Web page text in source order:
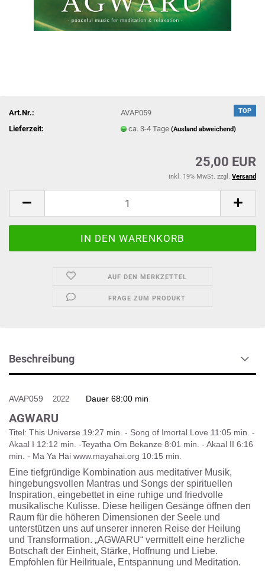
TOP
Art.Nr.:
AVAP059
Lieferzeit:
ca. 3-4 Tage(Ausland abweichend)
25,00 EUR
inkl. 19% MwSt. zzgl. Versand
AUF DEN MERKZETTEL
FRAGE ZUM PRODUKT
Beschreibung
AVAP059 2022 Dauer 68:00 min
AGWARU
Titel: This Universe 19:27 min. - Song of Imortal Love 11:05 min. -
Akaal I 12:12 min. -Teyatha Om Bekanze 8:01 min. - Akaal II 6:16
min. - Ma Ya Hai www.mayahai.org 10:15 min.
Eine tiefgründige Kombination aus meditativer Musik,
hingebungsvollen Mantras und Songs der spirituellen
Inspiration, eingebettet in eine ruhige und friedvolle
musikalische Kulisse. Diese heiligen Gesänge öffnen den
Raum für die höheren Dimensionen der Seele und
unterstützen uns auf unserer inneren Reise der Heilung
und Transformation. „AGWARU“ vermittelt eine herzliche
Botschaft der Einheit, Stärke, Hoffnung und Liebe.
Empfohlen für Heilrituale, Entspannung und Meditation.